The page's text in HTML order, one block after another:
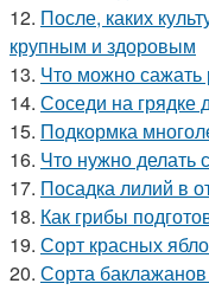
12. После, каких
крупным и здоровым
13. Что можно сажать
14. Соседи на грядке
15. Подкормка
16. Что нужно делать
17. Посадка лилий в
18. Как грибы
19. Сорт красных
20. Сорта